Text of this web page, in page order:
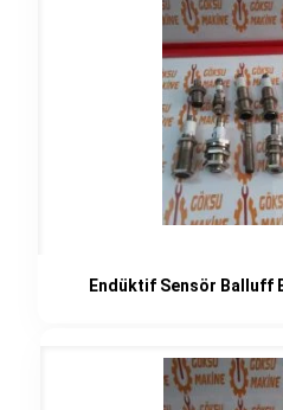
Endüktif Sensör Balluff